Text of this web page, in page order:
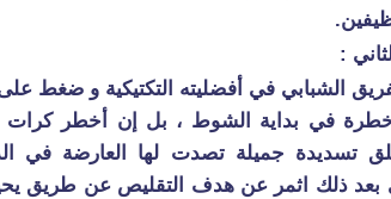
:
الشبابي في أفضليته التكتيكية و ضغط
في بداية الشوط ، بل إن أخطر كرات